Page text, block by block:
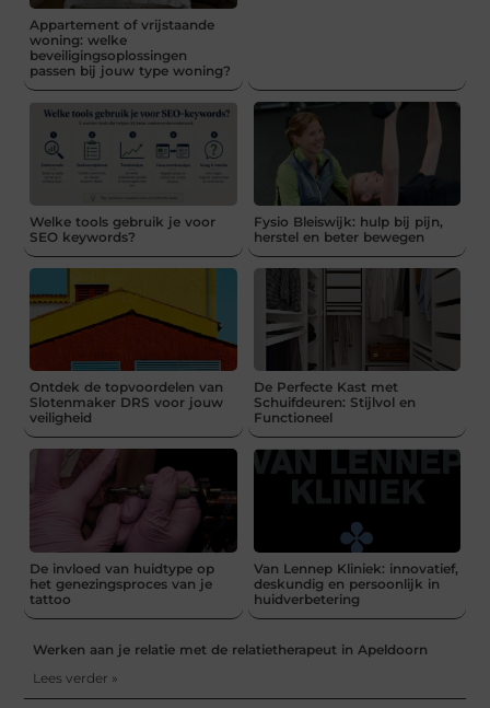
Appartement of vrijstaande
woning: welke
beveiligingsoplossingen
passen bij jouw type woning?
Welke tools gebruik je voor
SEO keywords?
Fysio Bleiswijk: hulp bij pijn,
herstel en beter bewegen
Ontdek de topvoordelen van
Slotenmaker DRS voor jouw
veiligheid
De Perfecte Kast met
Schuifdeuren: Stijlvol en
Functioneel
De invloed van huidtype op
het genezingsproces van je
tattoo
Van Lennep Kliniek: innovatief,
deskundig en persoonlijk in
huidverbetering
Werken aan je relatie met de relatietherapeut in Apeldoorn
Lees verder »